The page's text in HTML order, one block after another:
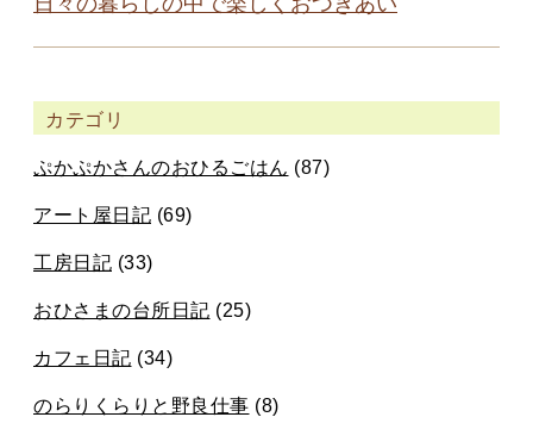
カテゴリ
ぷかぷかさんのおひるごはん (87)
アート屋日記 (69)
工房日記 (33)
おひさまの台所日記 (25)
カフェ日記 (34)
のらりくらりと野良仕事 (8)